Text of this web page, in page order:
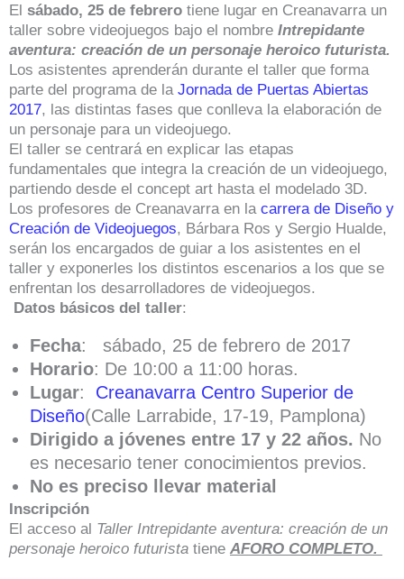
El sábado, 25 de febrero tiene lugar en Creanavarra un
taller sobre videojuegos bajo el nombre Intrepidante
aventura: creación de un personaje heroico futurista.
Los asistentes aprenderán durante el taller que forma
parte del programa de la Jornada de Puertas Abiertas
2017, las distintas fases que conlleva la elaboración de
un personaje para un videojuego.
El taller se centrará en explicar las etapas
fundamentales que integra la creación de un videojuego,
partiendo desde el concept art hasta el modelado 3D.
Los profesores de Creanavarra en la carrera de Diseño y
Creación de Videojuegos, Bárbara Ros y Sergio Hualde,
serán los encargados de guiar a los asistentes en el
taller y exponerles los distintos escenarios a los que se
enfrentan los desarrolladores de videojuegos.
Datos básicos del taller:
Fecha: sábado, 25 de febrero de 2017
Horario: De 10:00 a 11:00 horas.
Lugar: Creanavarra Centro Superior de
Diseño(Calle Larrabide, 17-19, Pamplona)
Dirigido a jóvenes entre 17 y 22 años. No
es necesario tener conocimientos previos.
No es preciso llevar material
Inscripción
El acceso al Taller Intrepidante aventura: creación de un
personaje heroico futurista tiene AFORO COMPLETO.